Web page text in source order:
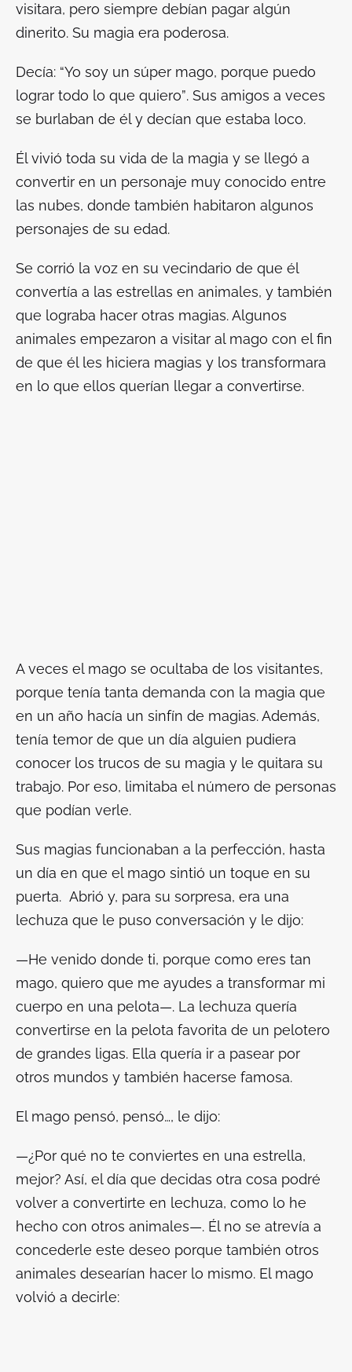
visitara, pero siempre debían pagar algún
dinerito. Su magia era poderosa.
Decía: “Yo soy un súper mago, porque puedo
lograr todo lo que quiero”. Sus amigos a veces
se burlaban de él y decían que estaba loco.
Él vivió toda su vida de la magia y se llegó a
convertir en un personaje muy conocido entre
las nubes, donde también habitaron algunos
personajes de su edad.
Se corrió la voz en su vecindario de que él
convertía a las estrellas en animales, y también
que lograba hacer otras magias. Algunos
animales empezaron a visitar al mago con el fin
de que él les hiciera magias y los transformara
en lo que ellos querían llegar a convertirse.
A veces el mago se ocultaba de los visitantes,
porque tenía tanta demanda con la magia que
en un año hacía un sinfín de magias. Además,
tenía temor de que un día alguien pudiera
conocer los trucos de su magia y le quitara su
trabajo. Por eso, limitaba el número de personas
que podían verle.
Sus magias funcionaban a la perfección, hasta
un día en que el mago sintió un toque en su
puerta. Abrió y, para su sorpresa, era una
lechuza que le puso conversación y le dijo:
—He venido donde ti, porque como eres tan
mago, quiero que me ayudes a transformar mi
cuerpo en una pelota—. La lechuza quería
convertirse en la pelota favorita de un pelotero
de grandes ligas. Ella quería ir a pasear por
otros mundos y también hacerse famosa.
El mago pensó, pensó…, le dijo:
—¿Por qué no te conviertes en una estrella,
mejor? Así, el día que decidas otra cosa podré
volver a convertirte en lechuza, como lo he
hecho con otros animales—. Él no se atrevía a
concederle este deseo porque también otros
animales desearían hacer lo mismo. El mago
volvió a decirle: